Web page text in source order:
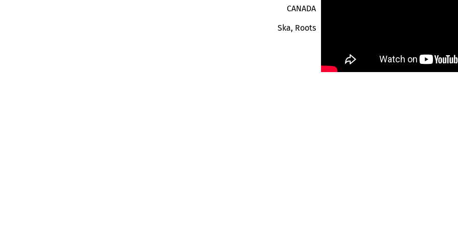
CANADA
Ska, Roots